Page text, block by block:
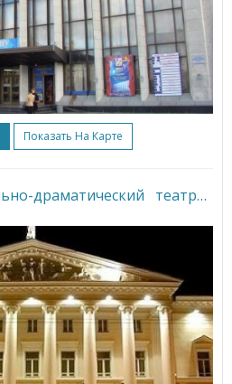
Показать На Карте
Винницкий музыкально-драматический театр